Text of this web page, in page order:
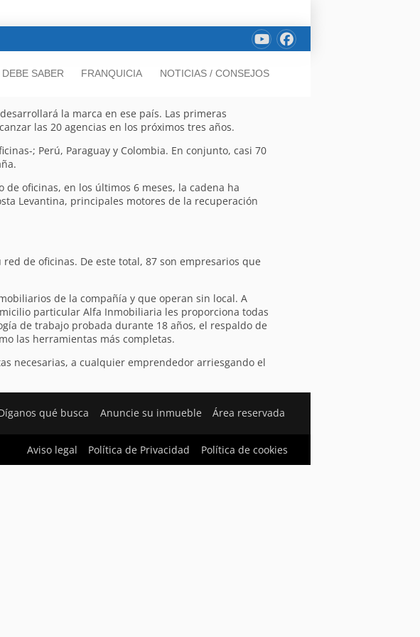
DEBE SABER FRANQUICIA NOTICIAS / CONSEJOS
la marca en ese país. Las primeras
las 20 agencias en los próximos tres años.
; Perú, Paraguay y Colombia. En conjunto, casi 70
oficinas, en los últimos 6 meses, la cadena ha
Levantina, principales motores de la recuperación
de oficinas. De este total, 87 son empresarios que
de la compañía y que operan sin local. A
particular Alfa Inmobiliaria les proporciona todas
de trabajo probada durante 18 años, el respaldo de
las herramientas más completas.
necesarias, a cualquier emprendedor arriesgando el
qué busca Anuncie su inmueble Área reservada
Aviso legal Política de Privacidad Política de cookies